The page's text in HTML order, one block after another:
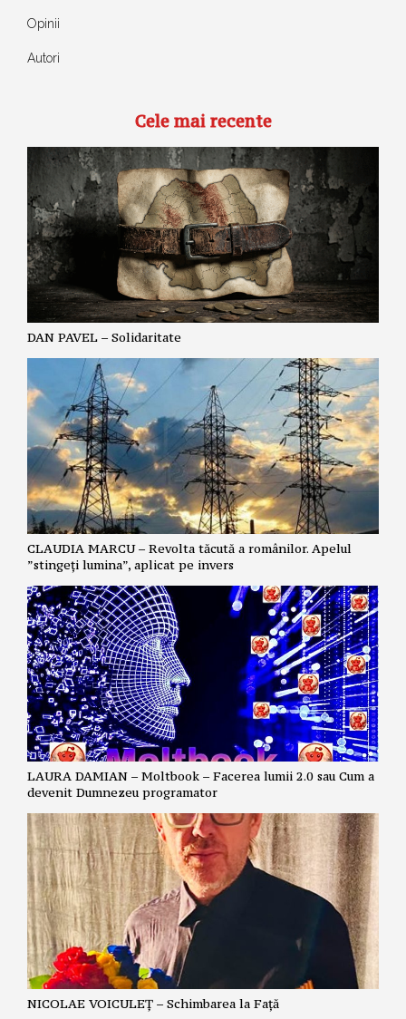
Opinii
Autori
Cele mai recente
DAN PAVEL – Solidaritate
CLAUDIA MARCU – Revolta tăcută a românilor. Apelul
”stingeți lumina”, aplicat pe invers
LAURA DAMIAN – Moltbook – Facerea lumii 2.0 sau Cum a
devenit Dumnezeu programator
NICOLAE VOICULEȚ – Schimbarea la Față